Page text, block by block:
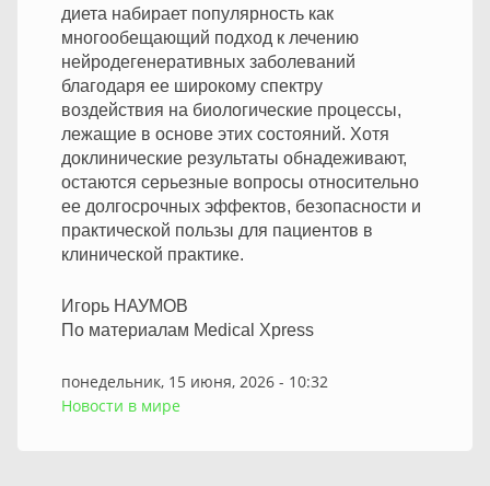
диета набирает популярность как
многообещающий подход к лечению
нейродегенеративных заболеваний
благодаря ее широкому спектру
воздействия на биологические процессы,
лежащие в основе этих состояний. Хотя
доклинические результаты обнадеживают,
остаются серьезные вопросы относительно
ее долгосрочных эффектов, безопасности и
практической пользы для пациентов в
клинической практике.
Игорь НАУМОВ
По материалам Medical Xpress
понедельник, 15 июня, 2026 - 10:32
Новости в мире